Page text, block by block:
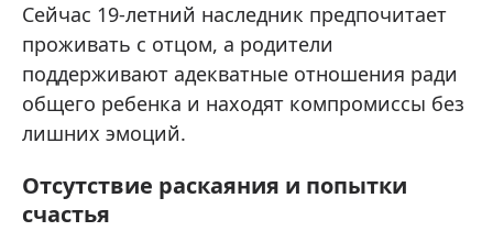
Сейчас 19-летний наследник предпочитает
проживать с отцом, а родители
поддерживают адекватные отношения ради
общего ребенка и находят компромиссы без
лишних эмоций.
Отсутствие раскаяния и попытки
счастья